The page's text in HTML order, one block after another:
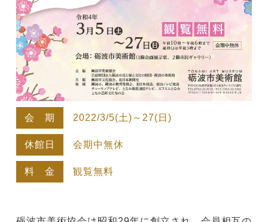
会 期 2022/3/5(土)～27(日)
休館日 会期中無休
料 金 観覧無料